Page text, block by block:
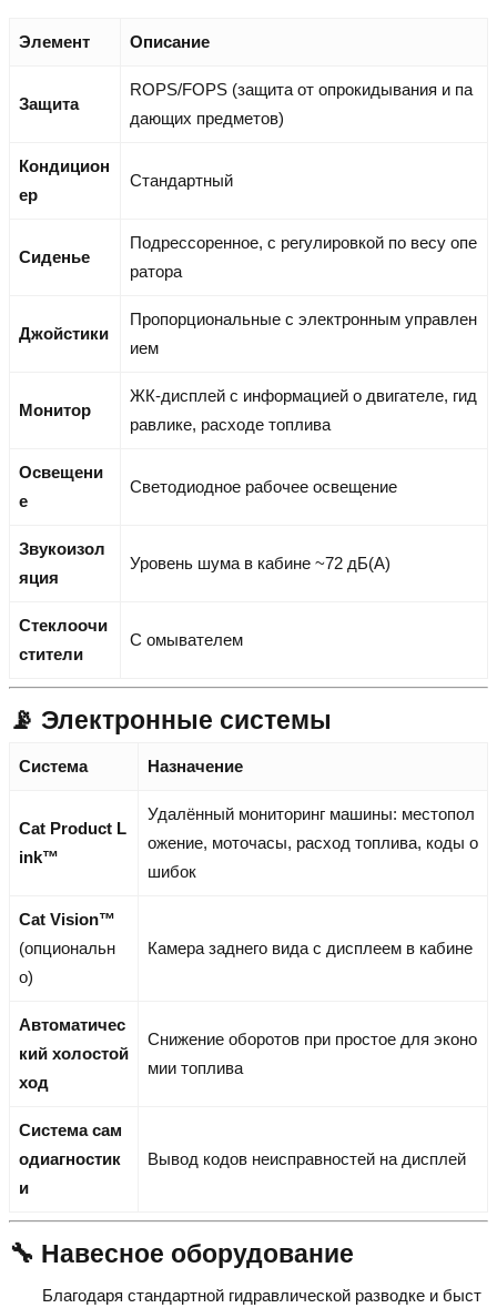
Элемент Описание
Защита
ROPS/FOPS (защита от опрокидывания и па
дающих предметов)
Кондицион
ер
Стандартный
Сиденье
Подрессоренное, с регулировкой по весу опе
ратора
Джойстики
Пропорциональные с электронным управлен
ием
Монитор
ЖК-дисплей с информацией о двигателе, гид
равлике, расходе топлива
Освещени
е
Светодиодное рабочее освещение
Звукоизол
яция
Уровень шума в кабине ~72 дБ(А)
Стеклоочи
стители
С омывателем
📡 Электронные системы
Система Назначение
Cat Product L
ink™
Удалённый мониторинг машины: местопол
ожение, моточасы, расход топлива, коды о
шибок
Cat Vision™
(опциональн
о)
Камера заднего вида с дисплеем в кабине
Автоматичес
кий холостой
ход
Снижение оборотов при простое для эконо
мии топлива
Система сам
одиагностик
и
Вывод кодов неисправностей на дисплей
🔧 Навесное оборудование
Благодаря стандартной гидравлической разводке и быст